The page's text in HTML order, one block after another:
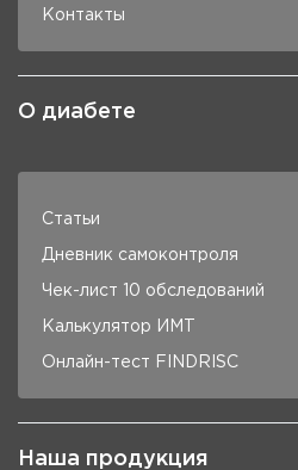
Контакты
О диабете
Статьи
Дневник самоконтроля
Чек-лист 10 обследований
Калькулятор ИМТ
Онлайн-тест FINDRISC
Наша продукция